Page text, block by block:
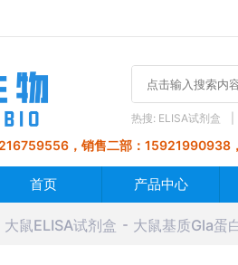
热搜: ELISA试剂盒
，销售二部：
首页 产品中心
大鼠ELISA试剂盒 大鼠基质Gla蛋